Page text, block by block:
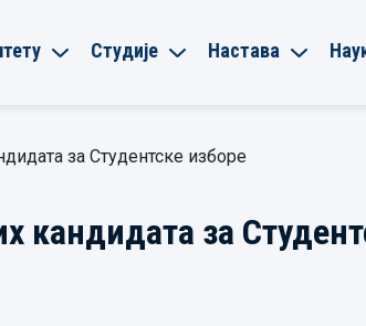
Студије Настава
за Студентске изборе
кандидата за